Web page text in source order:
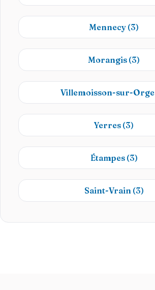
Mennecy (3)
Morangis (3)
Villemoisson-sur-Orge
Yerres (3)
Étampes (3)
Saint-Vrain (3)